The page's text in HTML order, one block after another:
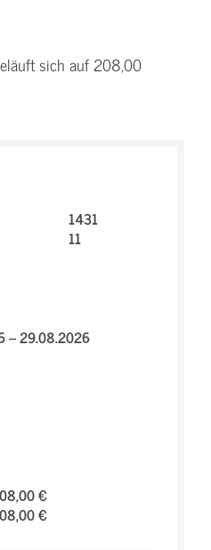
sich auf 208,00
1431
11
– 29.08.2026
€
€